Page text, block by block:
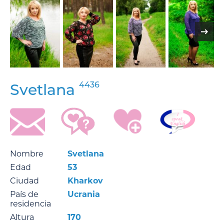
Svetlana 4436
Nombre
Svetlana
Edad
53
Ciudad
Kharkov
País de
residencia
Ucrania
Altura
170